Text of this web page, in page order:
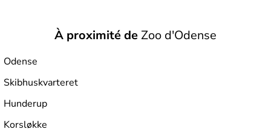
À proximité de Zoo d'Odense
Odense
Skibhuskvarteret
Hunderup
Korsløkke